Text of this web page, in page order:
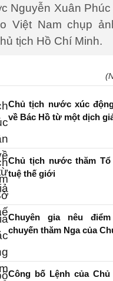
Nguyễn Xuân
Việt Nam chụp
tịch Hồ Chí Minh.
Chủ tịch nước xúc
về Bác Hồ từ một dịch
Chủ tịch nước thăm
tuệ thế giới
Chuyên gia nêu
chuyến thăm Nga của
Công bố Lệnh của